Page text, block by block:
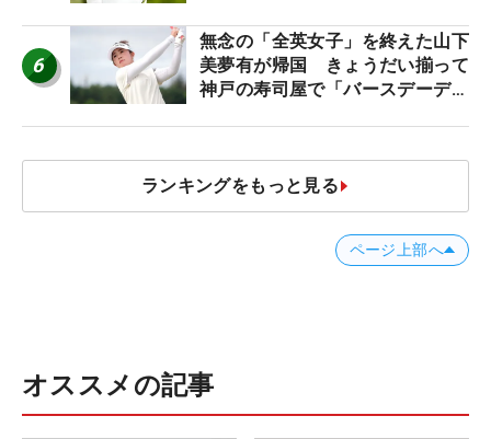
6
無念の「全英女子」を終えた山下
美夢有が帰国 きょうだい揃って
神戸の寿司屋で「バースデーディ
ランキングをもっと見る
ページ上部へ
オススメの記事